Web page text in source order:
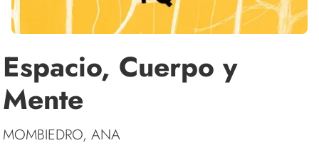
Espacio, Cuerpo y
Mente
MOMBIEDRO, ANA